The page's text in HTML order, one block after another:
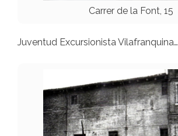
Carrer de la Font, 15
Juventud Excursionista Vilafranquina…